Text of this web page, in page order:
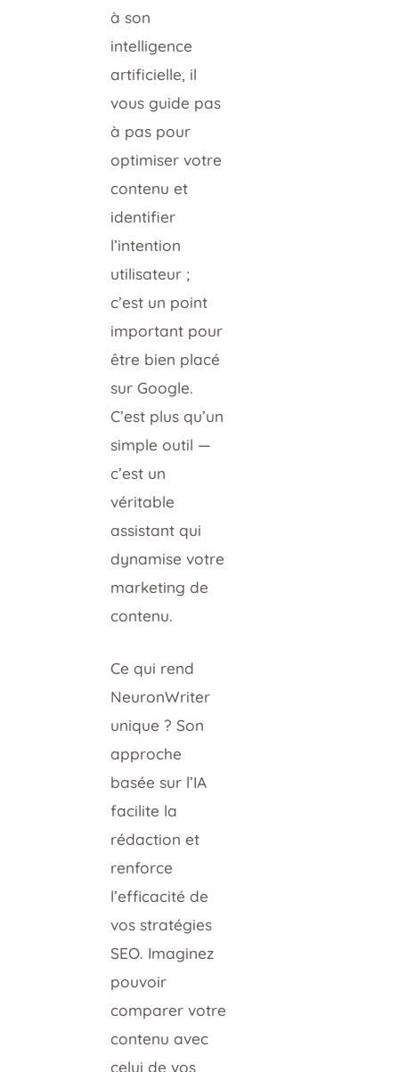
à son
intelligence
artificielle, il
vous guide pas
à pas pour
optimiser votre
contenu et
identifier
l’intention
utilisateur ;
c’est un point
important pour
être bien placé
sur Google.
C’est plus qu’un
simple outil —
c’est un
véritable
assistant qui
dynamise votre
marketing de
contenu.
Ce qui rend
NeuronWriter
unique ? Son
approche
basée sur l’IA
facilite la
rédaction et
renforce
l’efficacité de
vos stratégies
SEO. Imaginez
pouvoir
comparer votre
contenu avec
celui de vos